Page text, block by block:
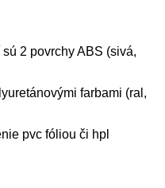
2 povrchy ABS (sivá,
farbami (ral,
pvc fóliou či hpl